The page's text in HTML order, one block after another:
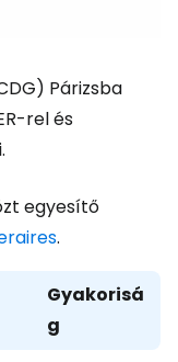
Párizsba
rel és
egyesítő
.
Gyakorisá
g